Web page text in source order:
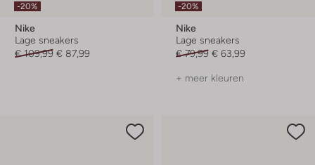
-20%
Nike
Lage sneakers
€ 109,99 € 87,99
-20%
Nike
Lage sneakers
€ 79,99 € 63,99
+ meer kleuren